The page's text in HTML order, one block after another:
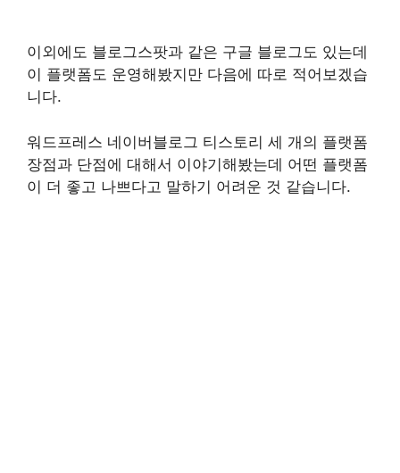
이외에도 블로그스팟과 같은 구글 블로그도 있는데
이 플랫폼도 운영해봤지만 다음에 따로 적어보겠습
니다.
워드프레스 네이버블로그 티스토리 세 개의 플랫폼
장점과 단점에 대해서 이야기해봤는데 어떤 플랫폼
이 더 좋고 나쁘다고 말하기 어려운 것 같습니다.